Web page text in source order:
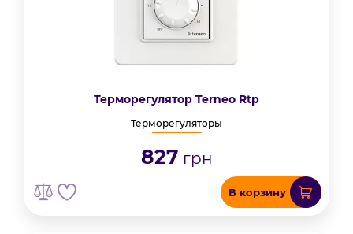
Терморегулятор Terneo Rtp
Терморегуляторы
827 грн
В корзину